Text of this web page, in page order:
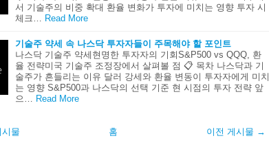
서 기술주의 비중 확대 환율 변화가 투자에 미치는 영향 투자 시
체크…
Read More
기술주 약세 속 나스닥 투자자들이 주목해야 할 포인트
나스닥 기술주 약세현명한 투자자의 기회S&P500 vs QQQ, 환
율 전략미국 기술주 조정장에서 살펴볼 점 📋 목차 나스닥과 기
술주가 흔들리는 이유 달러 강세와 환율 변동이 투자자에게 미치
는 영향 S&P500과 나스닥의 선택 기준 현 시점의 투자 전략 앞
으…
Read More
물 이전 게시물 →
홈